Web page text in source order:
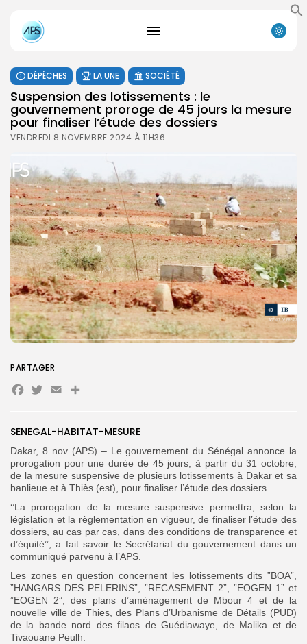
for:
FR
DÉPÊCHES LA UNE SOCIÉTÉ
Suspension des lotissements : le
gouvernement proroge de 45 jours la mesure
pour finaliser l’étude des dossiers
VENDREDI 8 NOVEMBRE 2024 À 11H36
SENEGAL-HABITAT-MESURE
Dakar, 8 nov (APS) – Le gouvernement du Sénégal annonce la
prorogation pour une durée de 45 jours, à partir du 31 octobre,
de la mesure suspensive de plusieurs lotissements à Dakar et sa
banlieue et à Thiès (est), pour finaliser l’étude des dossiers.
‘’La prorogation de la mesure suspensive permettra, selon la
législation et la règlementation en vigueur, de finaliser l’étude des
dossiers, au cas par cas, dans des conditions de transparence et
d’équité’’, a fait savoir le Secrétariat du gouvernement dans un
communiqué parvenu à l’APS.
Les zones en question concernent les lotissements dits ”BOA”,
”HANGARS DES PELERINS”, ”RECASEMENT 2”, ”EOGEN 1” et
”EOGEN 2”, des plans d’aménagement de Mbour 4 et de la
nouvelle ville de Thies, des Plans d’Urbanisme de Détails (PUD)
de la bande nord des filaos de Guédiawaye, de Malika et de
Tivaouane Peulh.
PARTAGER
Facebook
Twitter
EmailPartager